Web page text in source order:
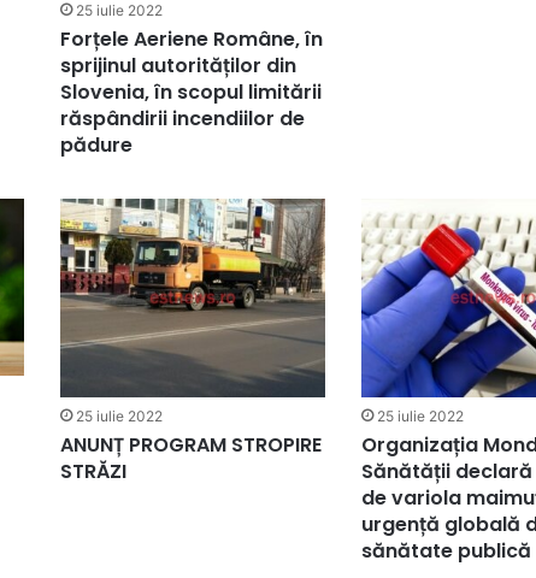
25 iulie 2022
Forțele Aeriene Române, în
sprijinul autorităților din
Slovenia, în scopul limitării
răspândirii incendiilor de
pădure
25 iulie 2022
ANUNȚ PROGRAM STROPIRE
STRĂZI
25 iulie 2022
Organizația
Sănătății
de variola
urgență globală
sănătate publică